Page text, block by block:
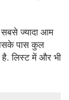
ज्यादा आम
पास कुल
है. लिस्ट में और भी